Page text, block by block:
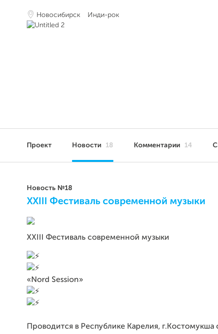
Новосибирск Инди-рок
Проект Новости 18 Комментарии 14
Новость №18
XXIII Фестиваль современной музыки
XXIII Фестиваль современной музыки
«Nord Session»
Проводится в Республике Карелия, г.Костомукша